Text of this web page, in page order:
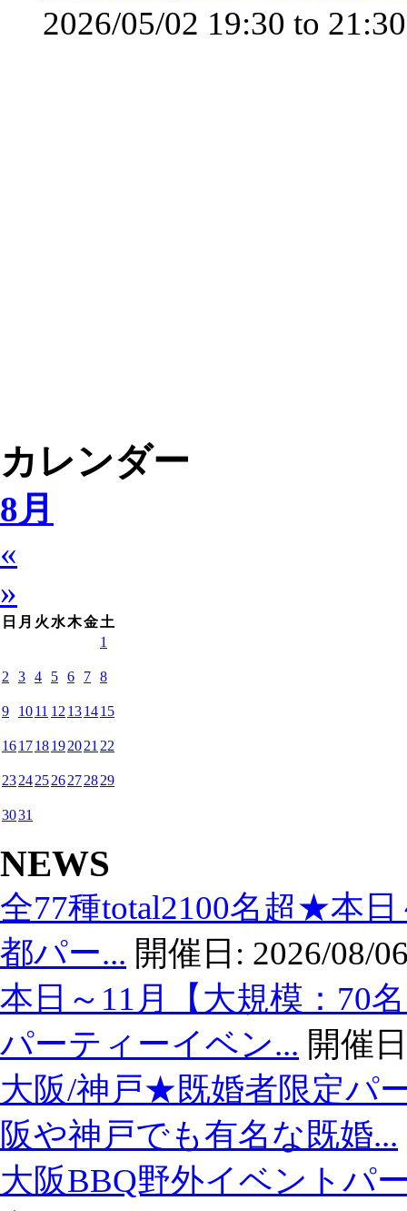
2026/05/02 19:30 to 21:30
カレンダー
8月
«
»
日 月 火 水木金土
1
2 3 4 5 6 7 8
9 1011 12 131415
161718192021 22
23242526272829
3031
NEWS
全77種total2100名超★本
都パー... 開催日: 2026/08/
本日～11月【大規模：70
パーティーイベン... 開催
大阪/神戸★既婚者限定パ
阪や神戸でも有名な既婚...
大阪BBQ野外イベントパ